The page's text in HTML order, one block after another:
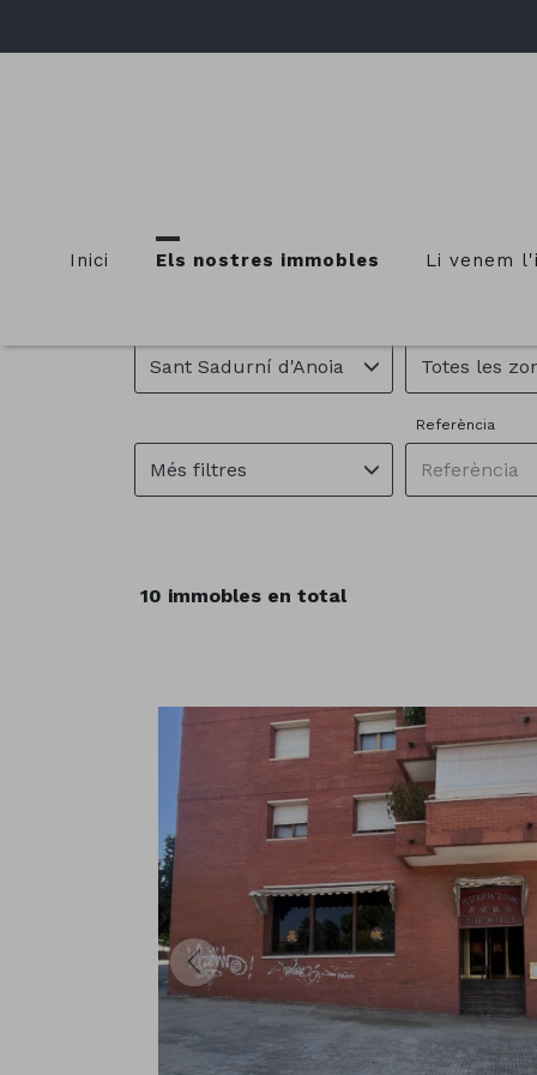
Inici Els nostres immobles Li venem
Sant Sadurní d'Anoia Totes les
Més filtres
Referència
10 immobles en total